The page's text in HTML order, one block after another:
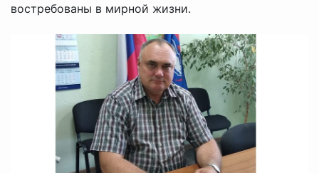
востребованы в мирной жизни.